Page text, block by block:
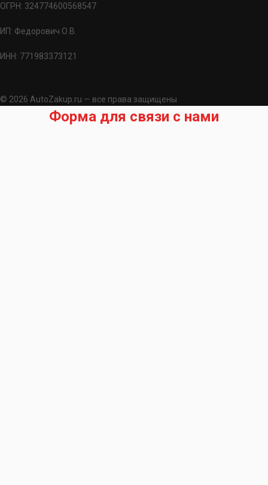
ОГРН: 324774600568547
ИП: Федорович О.В.
ИНН: 771983373121
© 2026 AutoZakup.ru — все права защищены
Форма для связи с нами